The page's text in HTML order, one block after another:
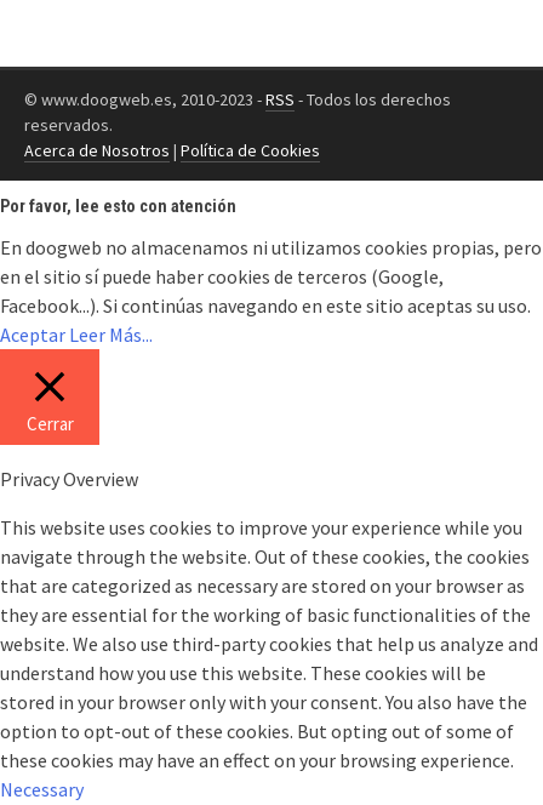
© www.doogweb.es, 2010-2023 -RSS - Todos los derechos
reservados.
Acerca de Nosotros | Política de Cookies
Por favor, lee esto con atención
En doogweb no almacenamos ni utilizamos cookies propias, pero
en el sitio sí puede haber cookies de terceros (Google,
Facebook...). Si continúas navegando en este sitio aceptas su uso.
Aceptar Leer Más...
Cerrar
Privacy Overview
This website uses cookies to improve your experience while you
navigate through the website. Out of these cookies, the cookies
that are categorized as necessary are stored on your browser as
they are essential for the working of basic functionalities of the
website. We also use third-party cookies that help us analyze and
understand how you use this website. These cookies will be
stored in your browser only with your consent. You also have the
option to opt-out of these cookies. But opting out of some of
these cookies may have an effect on your browsing experience.
Necessary